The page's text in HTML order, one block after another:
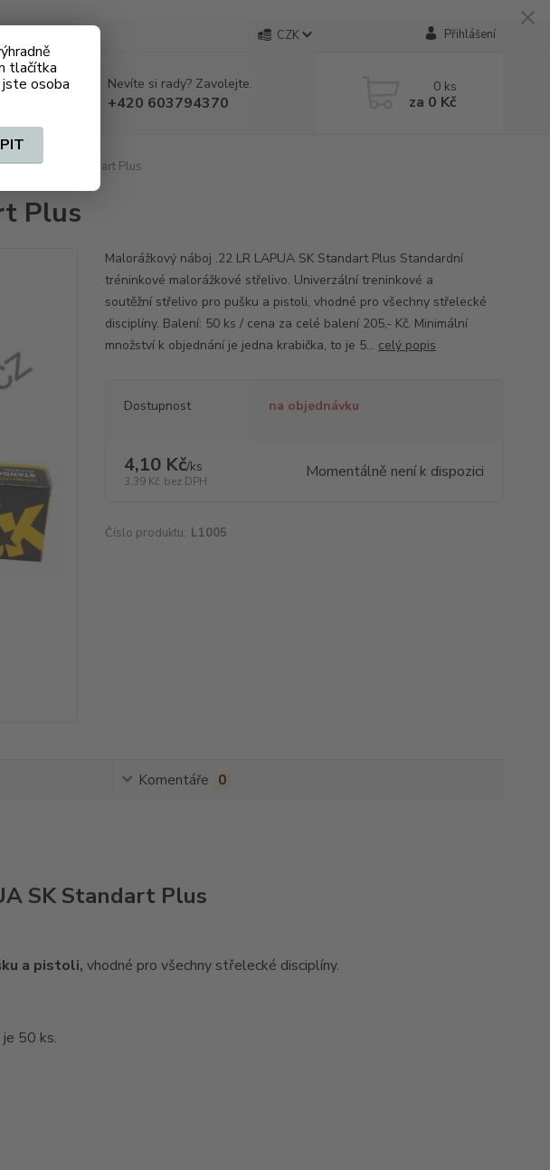
tlačítka
osoba
CZK Přihlášení
Nevíte si rady? Zavolejte.
+420 603794370
0 ks
za 0 Kč
LAPUA SK Standart Plus
Plus
Malorážkový náboj .22 LR LAPUA SK Standart Plus Standardní
tréninkové malorážkové střelivo. Univerzální treninkové a
soutěžní střelivo pro pušku a pistoli, vhodné pro všechny střelecké
disciplíny. Balení: 50 ks / cena za celé balení 205,- Kč. Minimální
množství k objednání je jedna krabička, to je 5... celý popis
Dostupnost na objednávku
4,10 Kč/ks
3,39 Kč bez DPH Momentálně není k dispozici
Číslo produktu: L1005
Komentáře 0
SK Standart Plus
a pistoli, vhodné pro všechny střelecké disciplíny.
je 50 ks.